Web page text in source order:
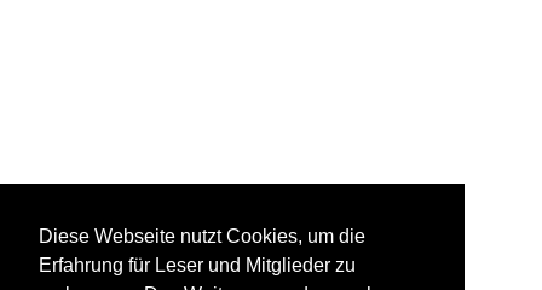
Diese Webseite nutzt Cookies, um die
Erfahrung für Leser und Mitglieder zu